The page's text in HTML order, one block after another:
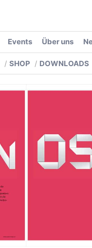
Events Über uns
SHOP DOWNLOADS